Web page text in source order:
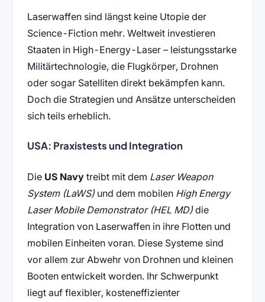
Laserwaffen sind längst keine Utopie der
Science-Fiction mehr. Weltweit investieren
Staaten in High-Energy-Laser – leistungsstarke
Militärtechnologie, die Flugkörper, Drohnen
oder sogar Satelliten direkt bekämpfen kann.
Doch die Strategien und Ansätze unterscheiden
sich teils erheblich.
USA: Praxistests und Integration
Die US Navytreibt mit dem Laser Weapon
System (LaWS)und dem mobilen High Energy
Laser Mobile Demonstrator (HEL MD)die
Integration von Laserwaffen in ihre Flotten und
mobilen Einheiten voran. Diese Systeme sind
vor allem zur Abwehr von Drohnen und kleinen
Booten entwickelt worden. Ihr Schwerpunkt
liegt auf flexibler, kosteneffizienter